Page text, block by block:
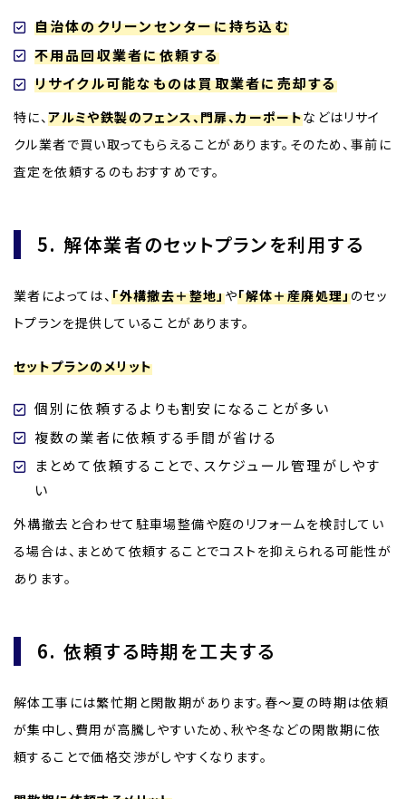
自治体のクリーンセンターに持ち込む
不用品回収業者に依頼する
リサイクル可能なものは買取業者に売却する
特に、アルミや鉄製のフェンス、門扉、カーポートなどはリサイ
クル業者で買い取ってもらえることがあります。そのため、事前に
査定を依頼するのもおすすめです。
5. 解体業者のセットプランを利用する
業者によっては、「外構撤去＋整地」や「解体＋産廃処理」のセッ
トプランを提供していることがあります。
セットプランのメリット
個別に依頼するよりも割安になることが多い
複数の業者に依頼する手間が省ける
まとめて依頼することで、スケジュール管理がしやす
い
外構撤去と合わせて駐車場整備や庭のリフォームを検討してい
る場合は、まとめて依頼することでコストを抑えられる可能性が
あります。
6. 依頼する時期を工夫する
解体工事には繁忙期と閑散期があります。春～夏の時期は依頼
が集中し、費用が高騰しやすいため、秋や冬などの閑散期に依
頼することで価格交渉がしやすくなります。